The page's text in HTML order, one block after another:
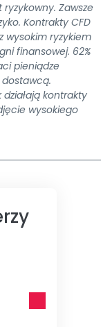
Zawsze
Kontrakty CFD
wysokim ryzykiem
finansowej. 62%
pieniądze
działają kontrakty
wysokiego